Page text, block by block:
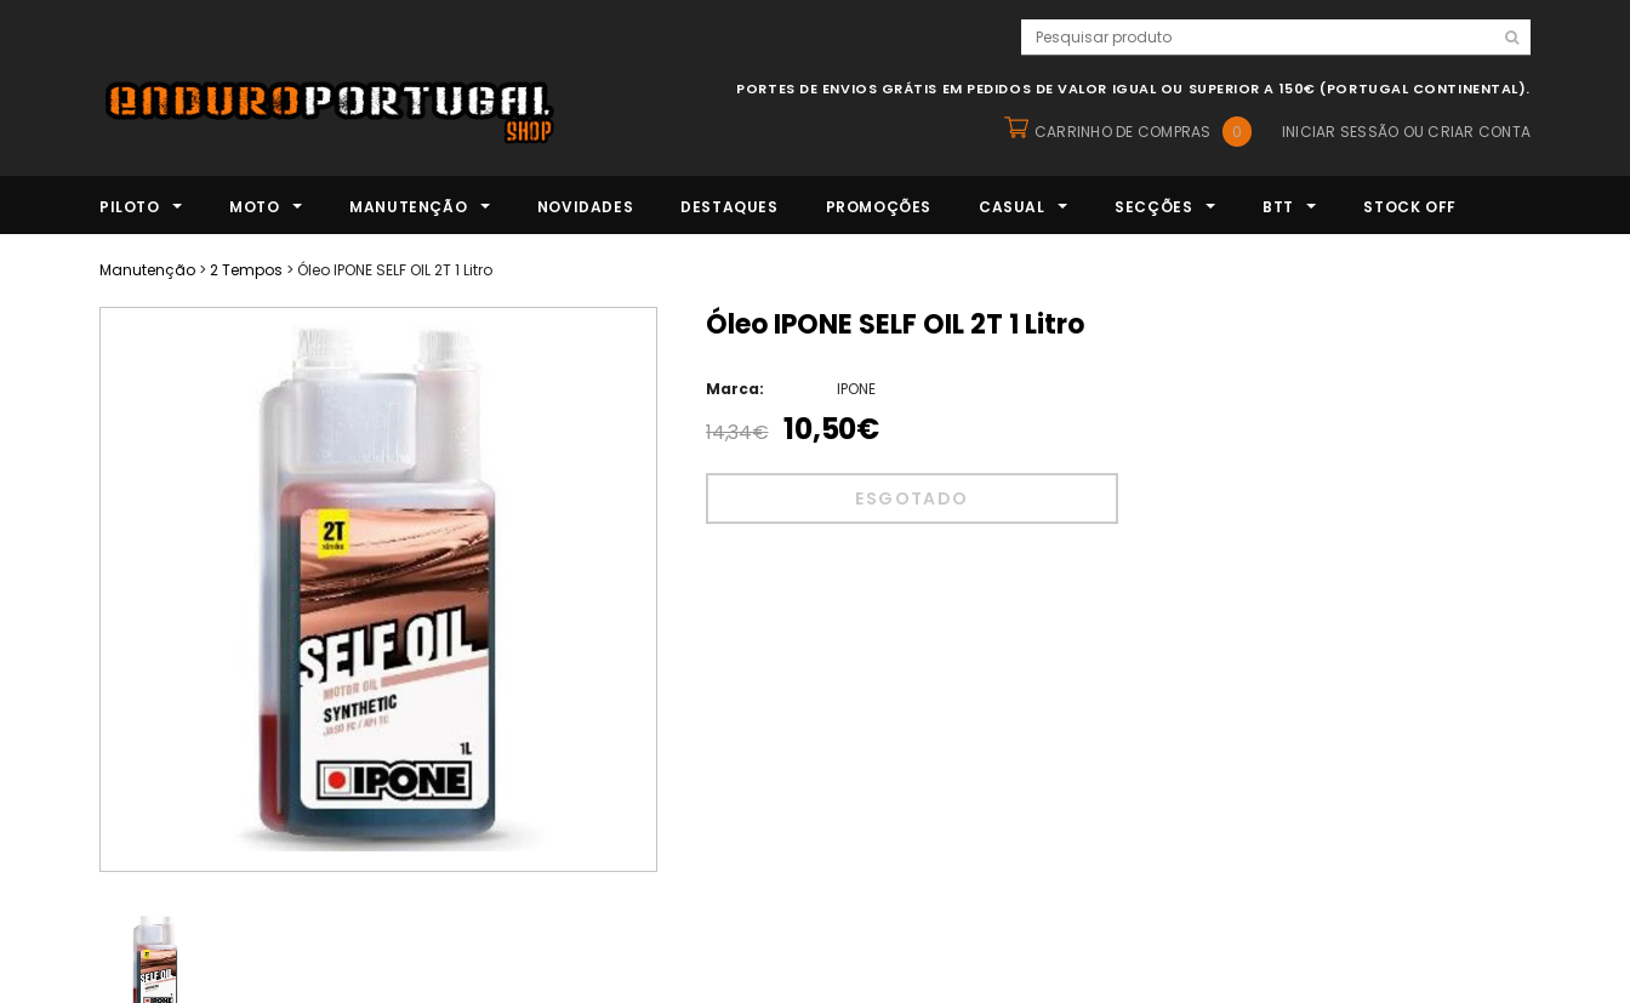
PORTES DE ENVIOS GRÁTIS EM PEDIDOS DE VALOR IGUAL OU SUPERIOR A 150€ (PORTUGAL CONTINENTAL).
INICIAR SESSÃO OU CRIAR CONTA
CARRINHO DE COMPRAS 0
PILOTO MOTO MANUTENÇÃO NOVIDADES DESTAQUES PROMOÇÕES CASUAL SECÇÕES BTT STOCK OFF
Manutenção > 2 Tempos > Óleo IPONE SELF OIL 2T 1 Litro
Óleo IPONE SELF OIL 2T 1 Litro
Marca: IPONE
14,34€ 10,50€